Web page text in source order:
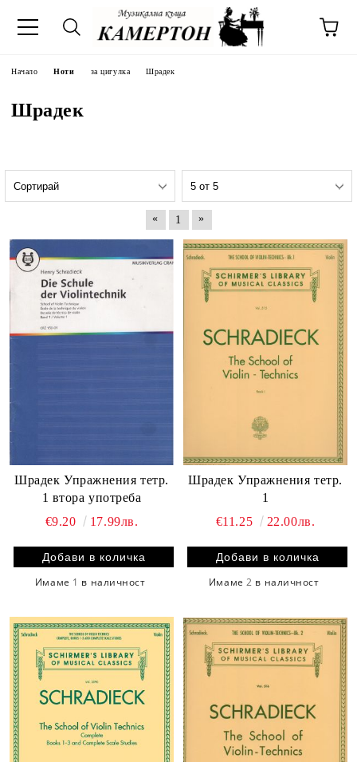
Начало Ноти за цигулка Шрадек
Шрадек
« 1 »
Шрадек Упражнения тетр.
1 втора употреба
€9.20
17.99лв.
Имаме 1 в наличност
Шрадек Упражнения тетр.
1
€11.25
22.00лв.
Имаме2 в наличност